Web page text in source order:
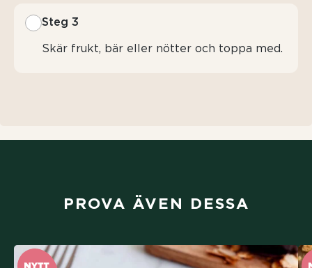
Steg 3
Skär frukt, bär eller nötter och toppa med.
PROVA ÄVEN DESSA